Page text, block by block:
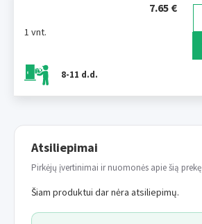
1 vnt.
8-11 d.d.
7.65 €
ILUSTRATYVINĖ NUOTRAUKA
Atsiliepimai
Pirkėjų įvertinimai ir nuomonės apie šią prekę
Šiam produktui dar nėra atsiliepimų.